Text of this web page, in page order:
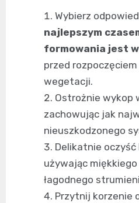
Wybierz
najlepszym
formowania jest
przed
wegetacji.
Ostrożnie wykop
zachowując jak
nieuszkodzonego
Delikatnie oczyść
używając
łagodnego
Przytnij korzenie